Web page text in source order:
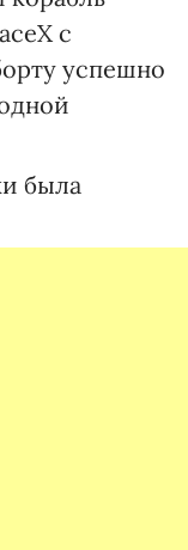
с
успешно
была